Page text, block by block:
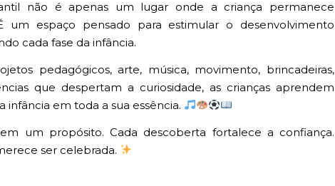
não é apenas um lugar onde a criança permanece
um espaço pensado para estimular o desenvolvimento
cada fase da infância.
pedagógicos, arte, música, movimento, brincadeiras,
que despertam a curiosidade, as crianças aprendem
infância em toda a sua essência.
um propósito. Cada descoberta fortalece a confiança.
ser celebrada.